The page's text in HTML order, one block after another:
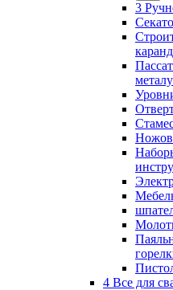
3
металу
4 Все для